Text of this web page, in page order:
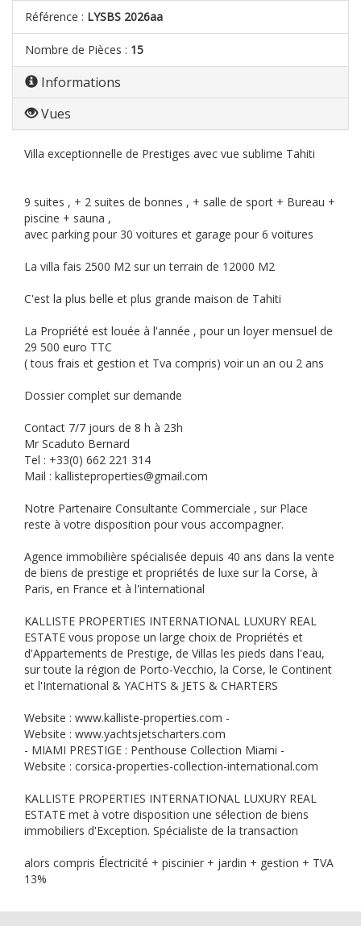
Référence : LYSBS 2026aa
Nombre de Pièces : 15
Informations
Vues
Villa exceptionnelle de Prestiges avec vue sublime Tahiti
9 suites , + 2 suites de bonnes , + salle de sport + Bureau +
piscine + sauna ,
avec parking pour 30 voitures et garage pour 6 voitures
La villa fais 2500 M2 sur un terrain de 12000 M2
C'est la plus belle et plus grande maison de Tahiti
La Propriété est louée à l'année , pour un loyer mensuel de
29 500 euro TTC
( tous frais et gestion et Tva compris) voir un an ou 2 ans
Dossier complet sur demande
Contact 7/7 jours de 8 h à 23h
Mr Scaduto Bernard
Tel : +33(0) 662 221 314
Mail : kallisteproperties@gmail.com
Notre Partenaire Consultante Commerciale , sur Place
reste à votre disposition pour vous accompagner.
Agence immobilière spécialisée depuis 40 ans dans la vente
de biens de prestige et propriétés de luxe sur la Corse, à
Paris, en France et à l'international
KALLISTE PROPERTIES INTERNATIONAL LUXURY REAL
ESTATE vous propose un large choix de Propriétés et
d'Appartements de Prestige, de Villas les pieds dans l'eau,
sur toute la région de Porto-Vecchio, la Corse, le Continent
et l'International & YACHTS & JETS & CHARTERS
Website : www.kalliste-properties.com -
Website : www.yachtsjetscharters.com
- MIAMI PRESTIGE : Penthouse Collection Miami -
Website : corsica-properties-collection-international.com
KALLISTE PROPERTIES INTERNATIONAL LUXURY REAL
ESTATE met à votre disposition une sélection de biens
immobiliers d'Exception. Spécialiste de la transaction
alors compris Électricité + piscinier + jardin + gestion + TVA
13%